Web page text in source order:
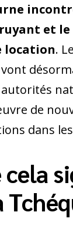
et le
location.
autorités
de
dans
cela